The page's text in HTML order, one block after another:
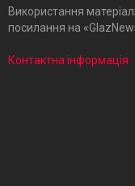
Використання
посилання на
Контактна інформація